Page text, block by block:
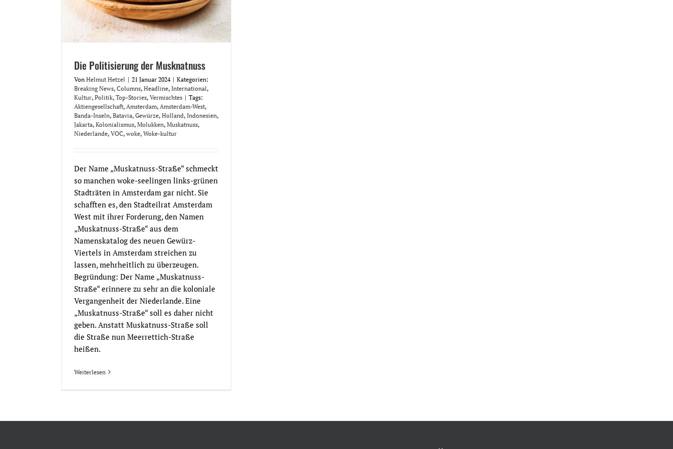
Die Politisierung der Musknatnuss
Von Helmut Hetzel | 21 Januar 2024 | Kategorien:
Breaking News, Columns, Headline, International,
Kultur, Politik, Top-Stories, Vermischtes | Tags:
Aktiengesellschaft, Amsterdam, Amsterdam-West,
Banda-Inseln, Batavia, Gewürze, Holland, Indonesien,
Jakarta, Kolonialismus, Molukken, Muskatnuss,
Niederlande, VOC, woke, Woke-kultur
Der Name „Muskatnuss-Straße“ schmeckt
so manchen woke-seelingen links-grünen
Stadträten in Amsterdam gar nicht. Sie
schafften es, den Stadteilrat Amsterdam
West mit ihrer Forderung, den Namen
„Muskatnuss-Straße“ aus dem
Namenskatalog des neuen Gewürz-
Viertels in Amsterdam streichen zu
lassen, mehrheitlich zu überzeugen.
Begründung: Der Name „Muskatnuss-
Straße“ erinnere zu sehr an die koloniale
Vergangenheit der Niederlande. Eine
„Muskatnuss-Straße“ soll es daher nicht
geben. Anstatt Muskatnuss-Straße soll
die Straße nun Meerrettich-Straße
heißen.
Weiterlesen